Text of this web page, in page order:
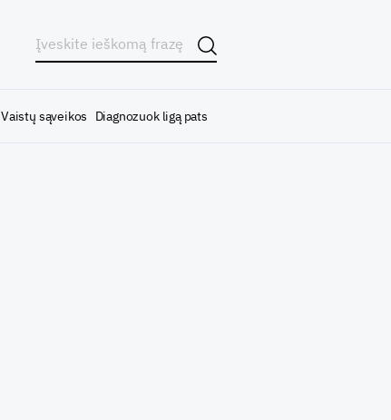
Vaistų sąveikos Diagnozuok ligą pats